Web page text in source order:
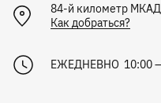
84-й километр
Как добраться?
ЕЖЕДНЕВНО 10:00